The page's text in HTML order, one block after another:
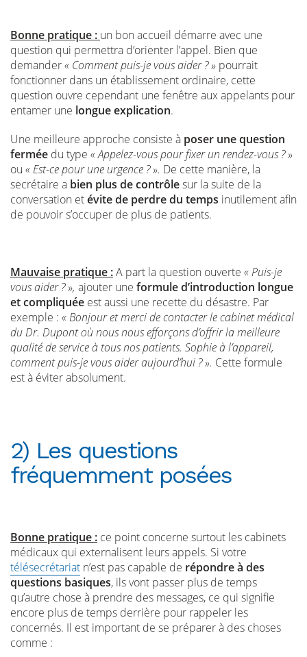
Bonne pratique : un bon accueil démarre avec une
question qui permettra d’orienter l’appel. Bien que
demander« Comment puis-je vous aider ? » pourrait
fonctionner dans un établissement ordinaire, cette
question ouvre cependant une fenêtre aux appelants pour
entamer une longue explication.
Une meilleure approche consiste à poser une question
fermée du type « Appelez-vous pour fixer un rendez-vous ? »
ou « Est-ce pour une urgence ? ». De cette manière, la
secrétaire a bien plus de contrôlesur la suite de la
conversation etévite de perdre du temps inutilement afin
de pouvoir s’occuper de plus de patients.
Mauvaise pratique :A part la question ouverte « Puis-je
vous aider ? », ajouter une formule d’introduction longue
et compliquée est aussi une recette du désastre. Par
exemple : « Bonjour et merci de contacter le cabinet médical
du Dr. Dupont où nous nous efforçons d’offrir la meilleure
qualité de service à tous nos patients. Sophie à l’appareil,
comment puis-je vous aider aujourd’hui ? ». Cette formule
est à éviter absolument.
2) Les questions
fréquemment posées
Bonne pratique : ce point concerne surtout les cabinets
médicaux qui externalisent leurs appels. Si votre
télésecrétariat n’est pas capable de répondre à des
questions basiques, ils vont passer plus de temps
qu’autre chose à prendre des messages, ce qui signifie
encore plus de temps derrière pour rappeler les
concernés. Il est important de se préparer à des choses
comme :